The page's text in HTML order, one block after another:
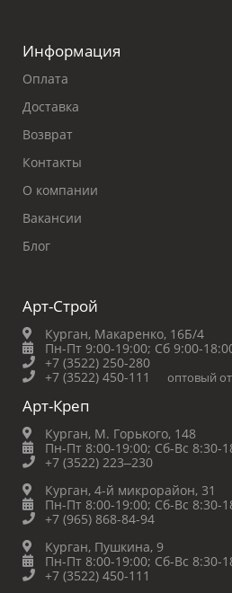
Информация
Оплата
Доставка
Возврат
Контакты
О компании
Вакансии
Блог
Арт-Строй
Курган, Макаренко, 16Б/4
Пн-Пт 9:00-19:00; Сб 9:00-
+7 (3522) 250-280
+7 (3522) 450-111
оптовый
Арт-Креп
Курган, М. Горького, 148
Пн-Пт 8:00-19:00; Сб-Вс 8:30-
+7 (3522) 223‒230
Курган, 4-й микрорайон, 31
Пн-Пт 8:00-19:00; Сб-Вс 8:30-
+7 (965) 868-84-94
Курган, Пушкина, 9
Пн-Пт 8:00-19:00; Сб-Вс 8:30-
+7 (3522) 450-111